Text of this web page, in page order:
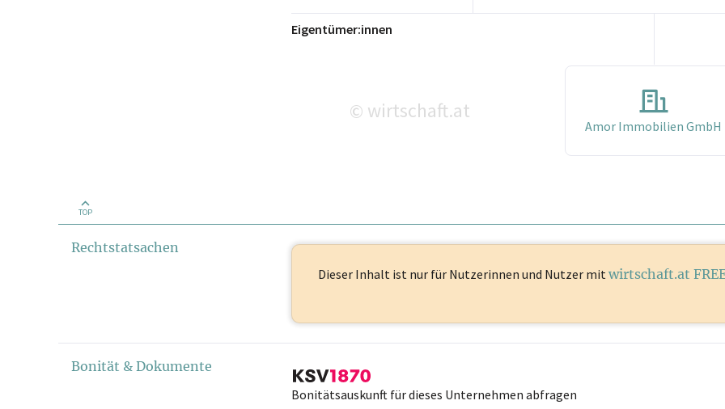
Eigentümer:innen
© wirtschaft.at
Amor Immobilien GmbH
TOP
Rechtstatsachen
Dieser Inhalt ist nur für Nutzerinnen und Nutzer mit wirtschaft.at
Bonität & Dokumente
Bonitätsauskunft für dieses Unternehmen abfragen